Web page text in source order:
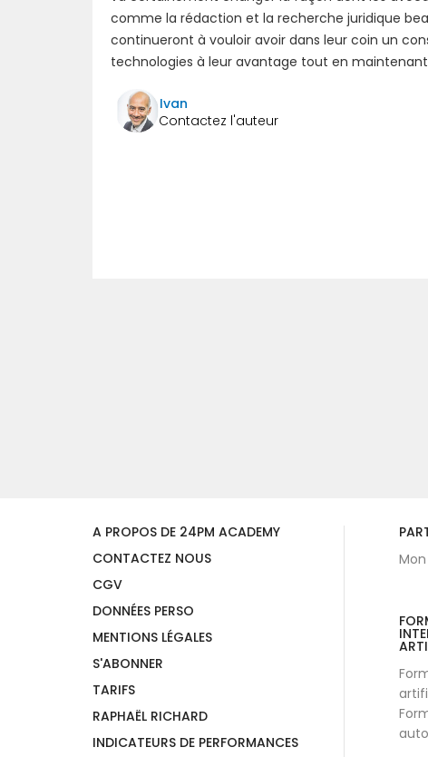
comme la rédaction et la recherche juridique
continueront à vouloir avoir dans leur coin un
technologies à leur avantage tout en
Ivan
A PROPOS DE 24PM ACADEMY
CONTACTEZ NOUS
CGV
DONNÉES PERSO
MENTIONS LÉGALES
S'ABONNER
TARIFS
RAPHAËL RICHARD
INDICATEURS DE PERFORMANCES